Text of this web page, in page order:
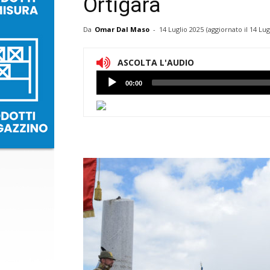
Ortigara
Da Omar Dal Maso - 14 Luglio 2025 (aggiornato il 14
ASCOLTA L'AUDIO
Lettore
Audio
00:00